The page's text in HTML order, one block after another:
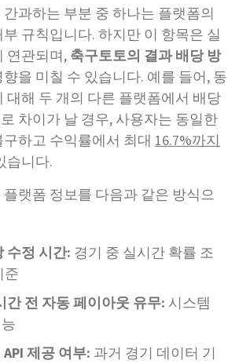
과하는 부분 중 하나는 플랫폼의
규칙입니다. 하지만 이 항목은 실
연관되며, 축구토토의 결과 배당 방
을 미칠 수 있습니다. 예를 들어, 동
대해 두 개의 다른 플랫폼에서 배당
로 차이가 날 경우, 사용자는 동일한
하고 수익률에서 최대 16.7%까지
습니다.
랫폼 정보를 다음과 같은 방식으
수정 시간: 경기 중 실시간 확률 조
준
간 전 자동 페이아웃 유무: 시스템
제공 여부: 과거 경기 데이터 기